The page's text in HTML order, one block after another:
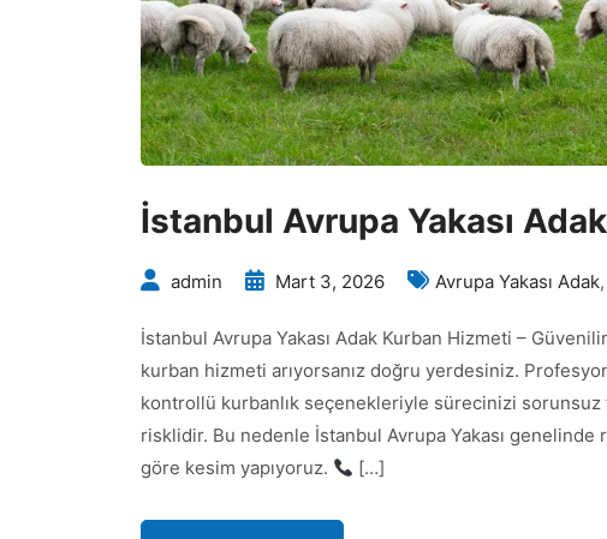
İstanbul Avrupa Yakası
admin Mart 3, 2026 Avrupa Yakası Adak,
İstanbul Avrupa Yakası Adak Kurban Hizmeti –
kurban hizmeti arıyorsanız doğru yerdesiniz.
kontrollü kurbanlık seçenekleriyle sürecinizi
risklidir. Bu nedenle İstanbul Avrupa Yakası
göre kesim yapıyoruz.
[…]